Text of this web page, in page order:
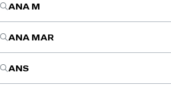
ANA M
ANA MAR
ANS